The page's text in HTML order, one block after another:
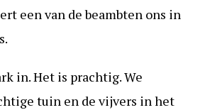
een van de beambten ons in
in. Het is prachtig. We
tuin en de vijvers in het